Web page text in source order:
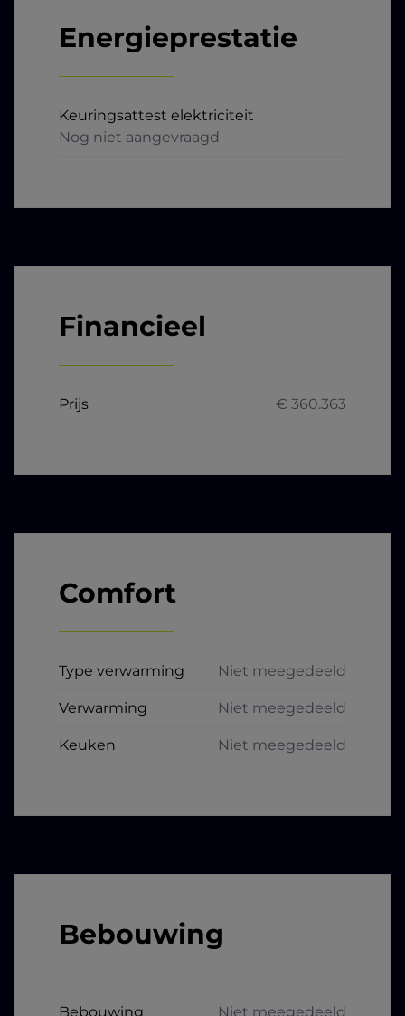
Energieprestatie
Keuringsattest elektriciteit
Nog niet aangevraagd
Financieel
Prijs € 360.363
Comfort
Type verwarming Niet meegedeeld
Verwarming Niet meegedeeld
Keuken Niet meegedeeld
Bebouwing
Bebouwing Niet meegedeeld